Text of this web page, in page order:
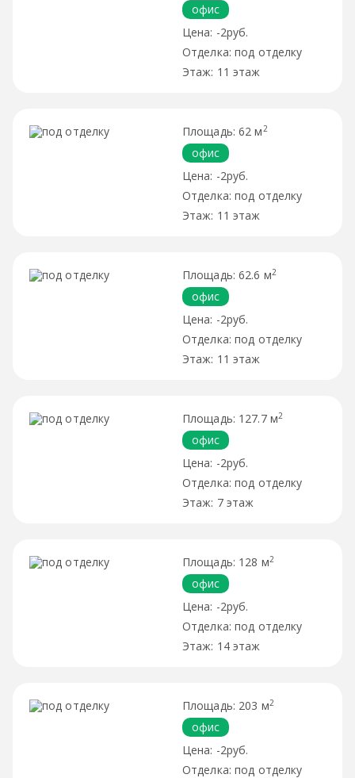
офис
-2руб.
под отделку
11 этаж
62 м 2
офис
-2руб.
под отделку
11 этаж
62.6 м2
офис
-2руб.
под отделку
11 этаж
127.7 м2
офис
-2руб.
под отделку
7 этаж
128 м2
офис
-2руб.
под отделку
14 этаж
203 м2
офис
-2руб.
под отделку